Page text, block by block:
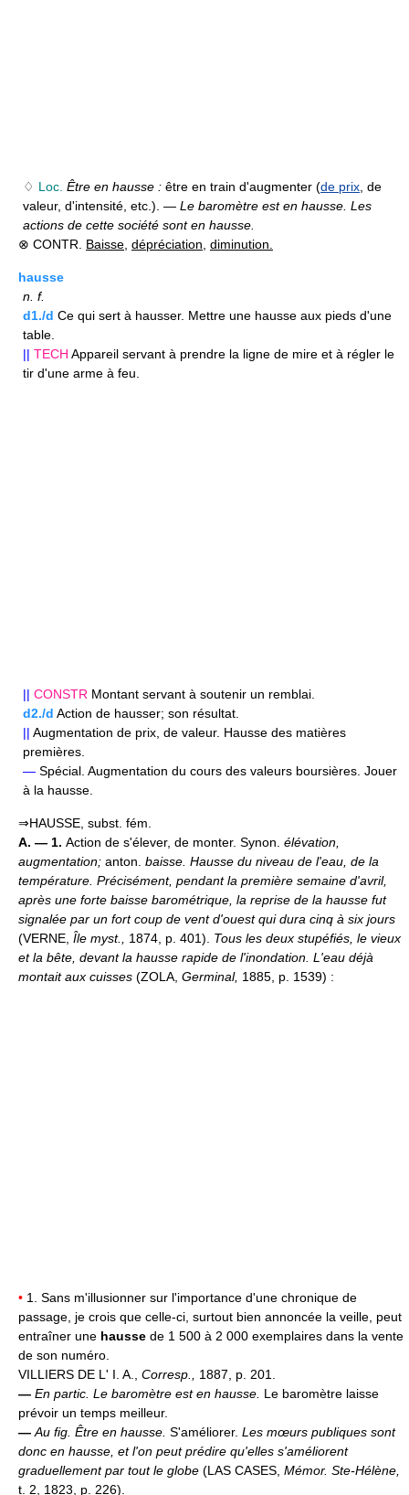
♢ Loc. Être en hausse : être en train d'augmenter (de prix , de
valeur, d'intensité, etc.). — Le baromètre est en hausse. Les
actions de cette société sont en hausse.
⊗ CONTR. Baisse dépréciation diminution.
hausse
n. f.
d1./d Ce qui sert à hausser. Mettre une hausse aux pieds d'une
table.
|| TECH Appareil servant à prendre la ligne de mire et à régler le
tir d'une arme à feu.
|| CONSTR Montant servant à soutenir un remblai.
d2./d Action de hausser; son résultat.
|| Augmentation de prix, de valeur. Hausse des matières
premières.
— Spécial. Augmentation du cours des valeurs boursières. Jouer
à la hausse.
⇒HAUSSE, subst. fém.
A. — 1. Action de s'élever, de monter. Synon. élévation,
augmentation; anton. baisse. Hausse du niveau de l'eau, de la
température. Précisément, pendant la première semaine d'avril,
après une forte baisse barométrique, la reprise de la hausse fut
signalée par un fort coup de vent d'ouest qui dura cinq à six jours
(VERNE, Île myst., 1874, p. 401). Tous les deux stupéfiés, le vieux
et la bête, devant la hausse rapide de l'inondation. L'eau déjà
montait aux cuisses (ZOLA, Germinal, 1885, p. 1539) :
• 1. Sans m'illusionner sur l'importance d'une chronique de
passage, je crois que celle-ci, surtout bien annoncée la veille, peut
entraîner une hausse de 1 500 à 2 000 exemplaires dans la vente
de son numéro.
VILLIERS DE L' I. A., Corresp., 1887, p. 201.
— En partic. Le baromètre est en hausse. Le baromètre laisse
prévoir un temps meilleur.
— Au fig. Être en hausse. S'améliorer. Les mœurs publiques sont
donc en hausse, et l'on peut prédire qu'elles s'améliorent
graduellement par tout le globe (LAS CASES, Mémor. Ste-Hélène,
t. 2, 1823, p. 226).